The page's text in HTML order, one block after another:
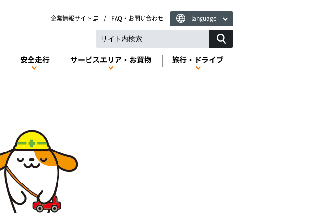
企業情報サイト FAQ・お問い合わせ language
安全走行 サービスエリア・お買物 旅行・ドライブ